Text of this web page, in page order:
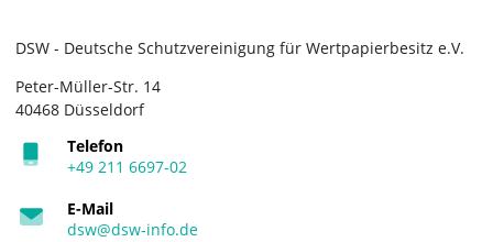
DSW - Deutsche Schutzvereinigung für Wertpapierbesitz e.V.
Peter-Müller-Str. 14
40468 Düsseldorf
Telefon
+49 211 6697-02
E-Mail
dsw@dsw-info.de